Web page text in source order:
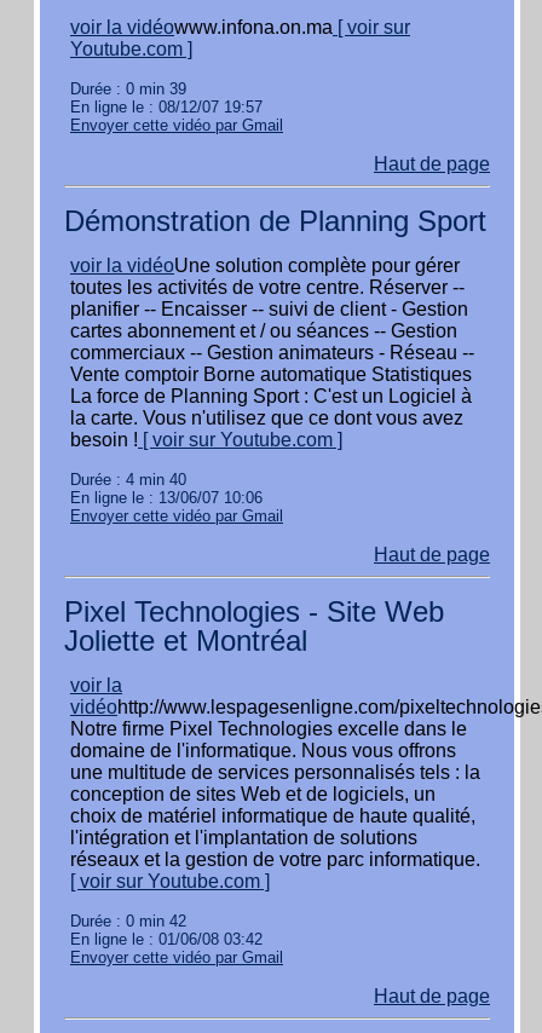
voir la vidéowww.infona.on.ma [ voir sur
Youtube.com ]
Durée : 0 min 39
En ligne le : 08/12/07 19:57
Envoyer cette vidéo par Gmail
Haut de page
Démonstration de Planning Sport
voir la vidéoUne solution complète pour gérer
toutes les activités de votre centre. Réserver --
planifier -- Encaisser -- suivi de client - Gestion
cartes abonnement et / ou séances -- Gestion
commerciaux -- Gestion animateurs - Réseau --
Vente comptoir Borne automatique Statistiques
La force de Planning Sport : C'est un Logiciel à
la carte. Vous n'utilisez que ce dont vous avez
besoin ! [ voir sur Youtube.com ]
Durée : 4 min 40
En ligne le : 13/06/07 10:06
Envoyer cette vidéo par Gmail
Haut de page
Pixel Technologies - Site Web
Joliette et Montréal
voir la
vidéohttp://www.lespagesenligne.com/
Notre firme Pixel Technologies excelle dans le
domaine de l'informatique. Nous vous offrons
une multitude de services personnalisés tels : la
conception de sites Web et de logiciels, un
choix de matériel informatique de haute qualité,
l'intégration et l'implantation de solutions
réseaux et la gestion de votre parc informatique.
[ voir sur Youtube.com ]
Durée : 0 min 42
En ligne le : 01/06/08 03:42
Envoyer cette vidéo par Gmail
Haut de page